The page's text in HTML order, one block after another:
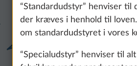
“Standardudstyr” henviser
der kræves i henhold til
om standardudstyret i vores
“Specialudstyr” henviser til